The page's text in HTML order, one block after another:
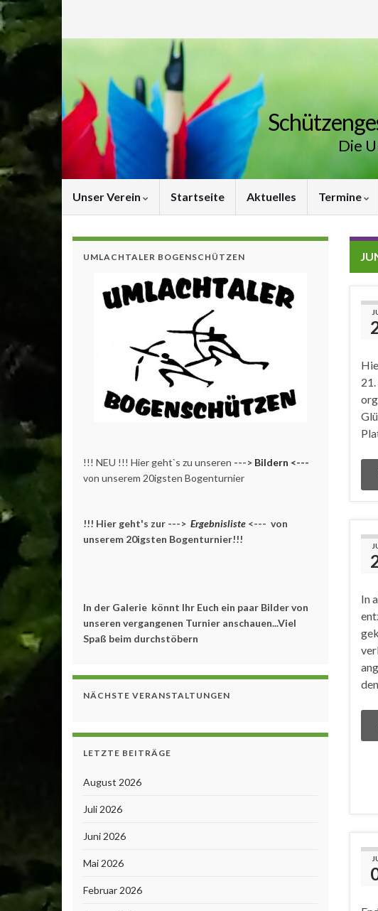
Die
Unser Verein Startseite Aktuelles Termine
In
UMLACHTALER BOGENSCHÜTZEN
!!! NEU !!! Hier geht`s zu unseren ---> Bildern <---
von unserem 20igsten Bogenturnier
!!! Hier geht's zur ---> Ergebnisliste <--- von
unserem 20igsten Bogenturnier!!!
In der Galerie könnt Ihr Euch ein paar Bilder von
unseren vergangenen Turnier anschauen...Viel
Spaß beim durchstöbern
NÄCHSTE VERANSTALTUNGEN
LETZTE BEITRÄGE
August 2026
Juli 2026
Juni 2026
Mai 2026
Februar 2026